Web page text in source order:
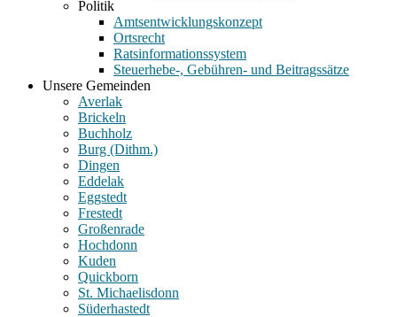
Politik
Amtsentwicklungskonzept
Ortsrecht
Ratsinformationssystem
Steuerhebe-, Gebühren- und Beitragssätze
Unsere Gemeinden
Averlak
Brickeln
Buchholz
Burg (Dithm.)
Dingen
Eddelak
Eggstedt
Frestedt
Großenrade
Hochdonn
Kuden
Quickborn
St. Michaelisdonn
Süderhastedt